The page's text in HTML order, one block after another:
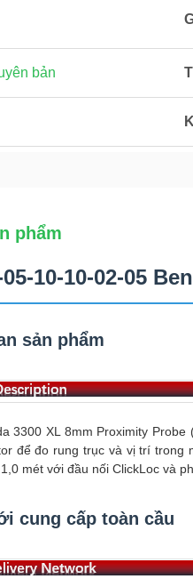
bản
phẩm
05-10-10-02-05
sản phẩm
3300 XL 8mm Proximity
để đo rung trục và vị trí trong
mét với đầu nối ClickLoc và
cung cấp toàn cầu